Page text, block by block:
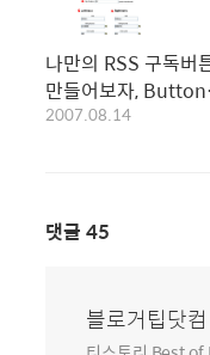
나만의 RSS 구독버
만들어보자, Button
Maker
2007.08.14
댓글 45
블로거팁닷컴